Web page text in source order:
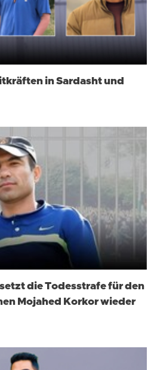
in Sardasht und
die Todesstrafe für den
Mojahed Korkor wieder